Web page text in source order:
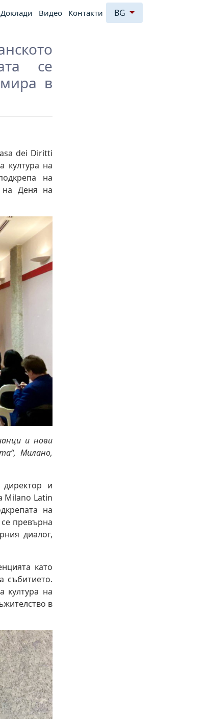
Доклади Видео Контакти BG
се
в
dei Diritti
култура на
на
на Деня на
и нови
Милано,
директор и
Milano Latin
на
превърна
диалог,
като
събитието.
култура на
в